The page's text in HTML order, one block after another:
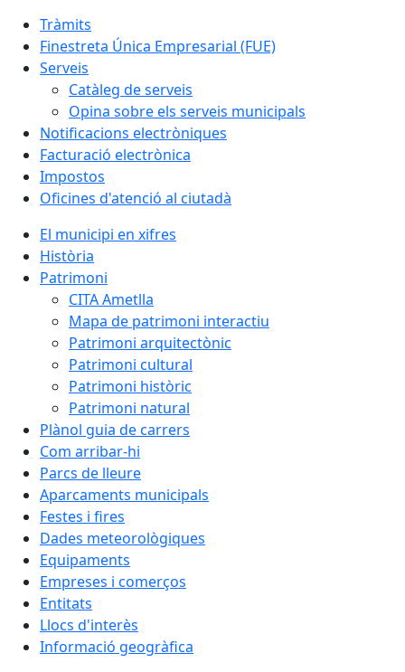
Tràmits
Finestreta Única Empresarial (FUE)
Serveis
Catàleg de serveis
Opina sobre els serveis municipals
Notificacions electròniques
Facturació electrònica
Impostos
Oficines d'atenció al ciutadà
El municipi en xifres
Història
Patrimoni
CITA Ametlla
Mapa de patrimoni interactiu
Patrimoni arquitectònic
Patrimoni cultural
Patrimoni històric
Patrimoni natural
Plànol guia de carrers
Com arribar-hi
Parcs de lleure
Aparcaments municipals
Festes i fires
Dades meteorològiques
Equipaments
Empreses i comerços
Entitats
Llocs d'interès
Informació geogràfica